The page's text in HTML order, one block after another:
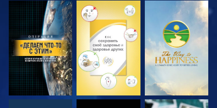
СМОТРЕТЬ СМОТРЕТЬ СМОТРЕТЬ